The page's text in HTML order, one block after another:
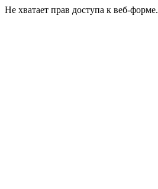
Не хватает прав доступа к веб-форме.